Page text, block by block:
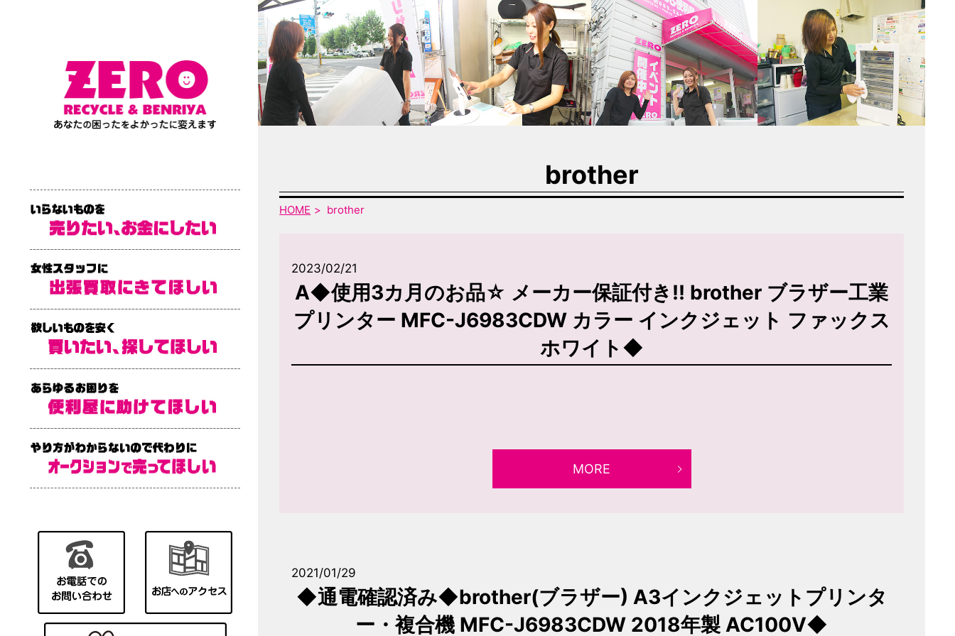
brother
HOME brother
2023/02/21
A◆使用3カ月のお品☆ メーカー保証付き!! brother ブラザー工業
プリンター MFC-J6983CDW カラー インクジェット ファックス
ホワイト◆
MORE
2021/01/29
◆通電確認済み◆brother(ブラザー) A3インクジェットプリンタ
ー・複合機 MFC-J6983CDW 2018年製 AC100V◆